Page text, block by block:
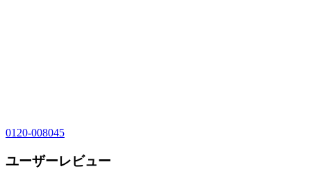
0120-008045
ユーザーレビュー